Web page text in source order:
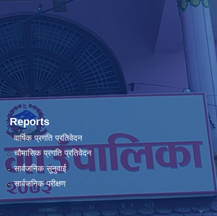
Reports
वार्षिक प्रगति प्रतिवेदन
चौमासिक प्रगति प्रतिवेदन
सार्वजनिक सुनुवाई
सार्वजनिक परीक्षण